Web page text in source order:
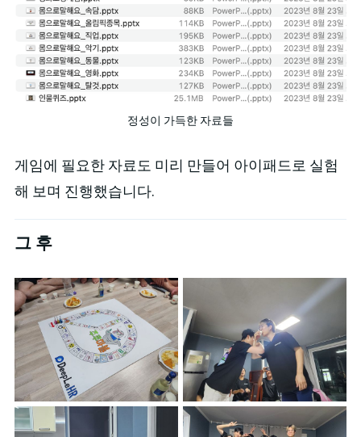
정성이 가득한 자료들
게임에 필요한 자료도 미리 만들어 아이패드로 실험
해 보며 진행했습니다.
그 후